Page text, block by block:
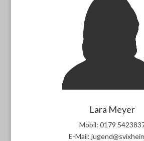
Lara Meyer
Mobil: 0179
E-Mail: